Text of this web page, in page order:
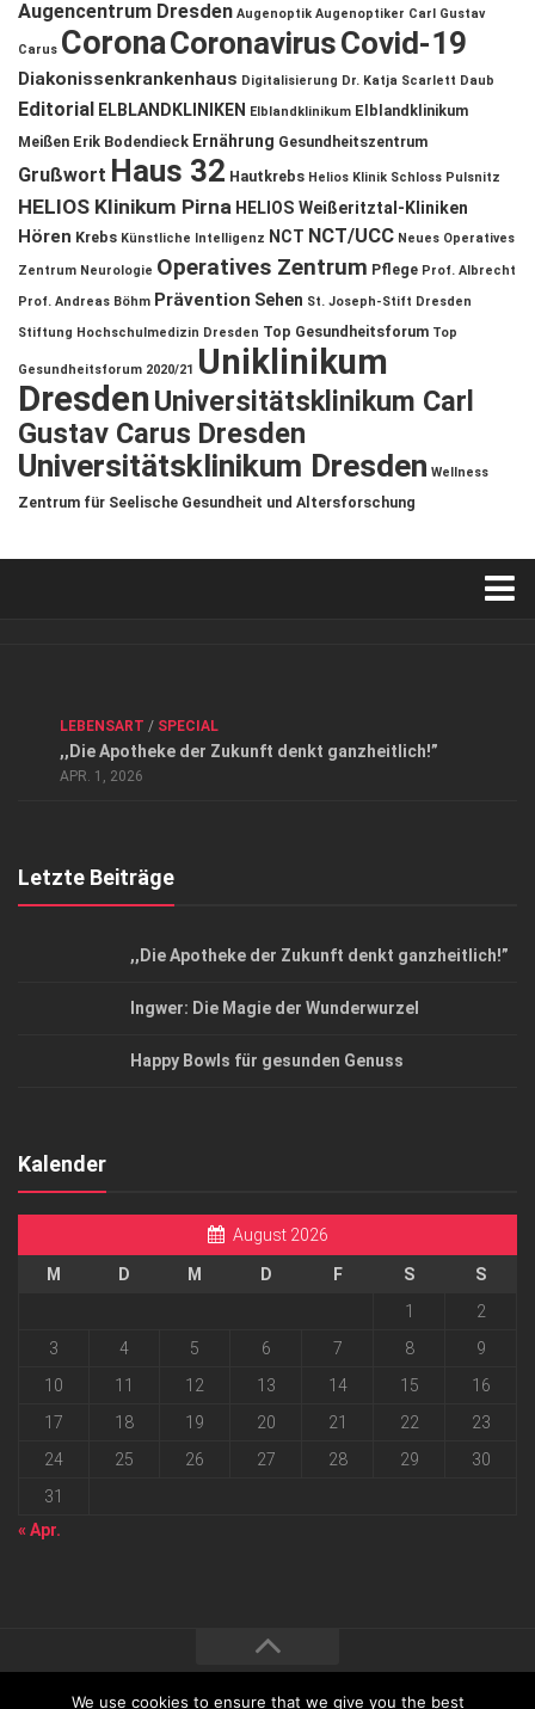
Augencentrum Dresden Augenoptik Augenoptiker Carl Gustav
Carus CoronaCoronavirusCovid-19
Diakonissenkrankenhaus Digitalisierung Dr. Katja Scarlett Daub
Editorial ELBLANDKLINIKEN Elblandklinikum Elblandklinikum
Meißen Erik Bodendieck Ernährung Gesundheitszentrum
Grußwort Haus 32 Hautkrebs Helios Klinik Schloss Pulsnitz
HELIOS Klinikum Pirna HELIOS Weißeritztal-Kliniken
Hören Krebs Künstliche Intelligenz NCT NCT/UCC Neues Operatives
Zentrum Neurologie Operatives Zentrum Pflege Prof. Albrecht
Prof. Andreas Böhm Prävention Sehen St. Joseph-Stift Dresden
Stiftung Hochschulmedizin Dresden Top Gesundheitsforum Top
Gesundheitsforum 2020/21 Uniklinikum
DresdenUniversitätsklinikum Carl
Gustav Carus Dresden
Universitätsklinikum Dresden Wellness
Zentrum für Seelische Gesundheit und Altersforschung
Datenschutzerklärung
Top Magazin Dresden / Ostsachsen
LEBENSART / SPECIAL
,,Die Apotheke der Zukunft denkt ganzheitlich!”
APR. 1, 2026
Letzte Beiträge
,,Die Apotheke der Zukunft denkt ganzheitlich!”
Ingwer: Die Magie der Wunderwurzel
Happy Bowls für gesunden Genuss
Kalender
August 2026
M D M D F S
S
1
2
3
4 5 6 7 8
9
10
11 12 13 14 15
16
17
18 19 20 21 22
23
24
25 26 27 28 29
30
31
« Apr.
We use cookies to ensure that we give you the best